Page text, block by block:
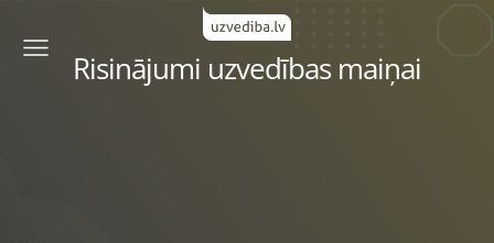
Risinājumi uzvedības maiņai